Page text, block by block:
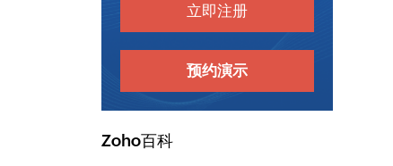
立即注册
预约演示
Zoho百科